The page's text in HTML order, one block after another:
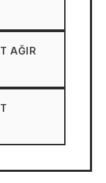
AĞIR